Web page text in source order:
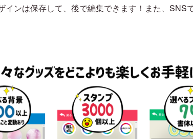
ンは保存して、後で編集できます！また、SNS